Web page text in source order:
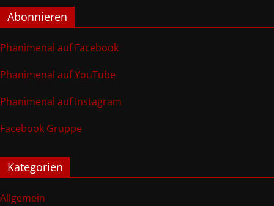
Abonnieren
Phanimenal auf Facebook
Phanimenal auf YouTube
Phanimenal auf Instagram
Facebook Gruppe
Kategorien
Allgemein